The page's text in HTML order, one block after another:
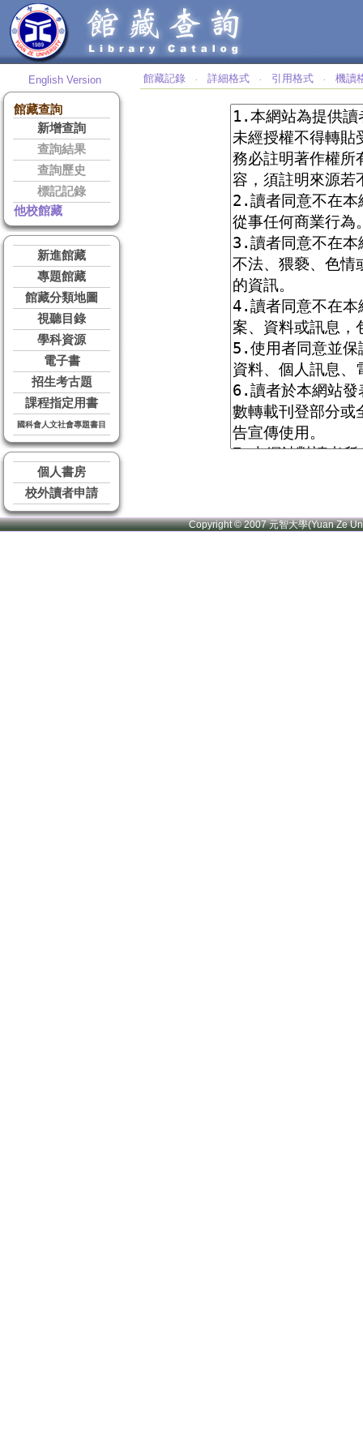
English Version
館藏查詢
新增查詢
查詢結果
查詢歷史
標記記錄
他校館藏
新進館藏
專題館藏
館藏分類地圖
視聽目錄
學科資源
電子書
招生考古題
課程指定用書
國科會人文社會專題書目
個人書房
校外讀者申請
館藏記錄 ‧ 詳細格式 ‧ 引用格式 ‧ 機讀
Copyright © 2007 元智大學(Yuan Ze